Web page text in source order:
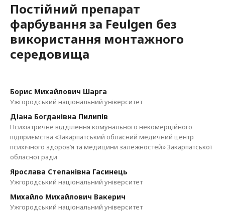
Постійний препарат
фарбування за Feulgen без
використання монтажного
середовища
Борис Михайлович Шарга
Ужгородський національний університет
Діана Богданівна Пилипів
Психіатричне відділення комунального некомерційного
підприємства «Закарпатський обласний медичний центр
психічного здоров’я та медицини залежностей» Закарпатської
обласної ради
Ярослава Степанівна Гасинець
Ужгородський національний університет
Михайло Михайлович Вакерич
Ужгородський національний університет